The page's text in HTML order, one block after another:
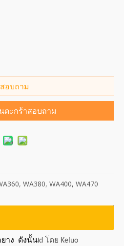
สอบถาม
ตะกร้าสอบถาม
WA380, WA400, WA470
ยาง ดังนั้นld โดย Keluo